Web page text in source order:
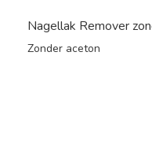
Nagellak Remover
Zonder aceton